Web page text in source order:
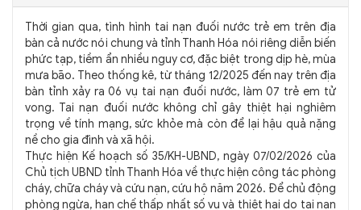
Thời gian qua, tình hình tai nạn đuối nước trẻ em trên địa
bàn cả nước nói chung và tỉnh Thanh Hóa nói riêng diễn biến
phức tạp, tiềm ẩn nhiều nguy cơ, đặc biệt trong dịp hè, mùa
mưa bão. Theo thống kê, từ tháng 12/2025 đến nay trên địa
bàn tỉnh xảy ra 06 vụ tai nạn đuối nước, làm 07 trẻ em tử
vong. Tai nạn đuối nước không chỉ gây thiệt hại nghiêm
trọng về tính mạng, sức khỏe mà còn để lại hậu quả nặng
nề cho gia đình và xã hội.
Thực hiện Kế hoạch số 35/KH-UBND, ngày 07/02/2026 của
Chủ tịch UBND tỉnh Thanh Hóa về thực hiện công tác phòng
cháy, chữa cháy và cứu nạn, cứu hộ năm 2026. Để chủ động
phòng ngừa, hạn chế thấp nhất số vụ và thiệt hại do tai nạn